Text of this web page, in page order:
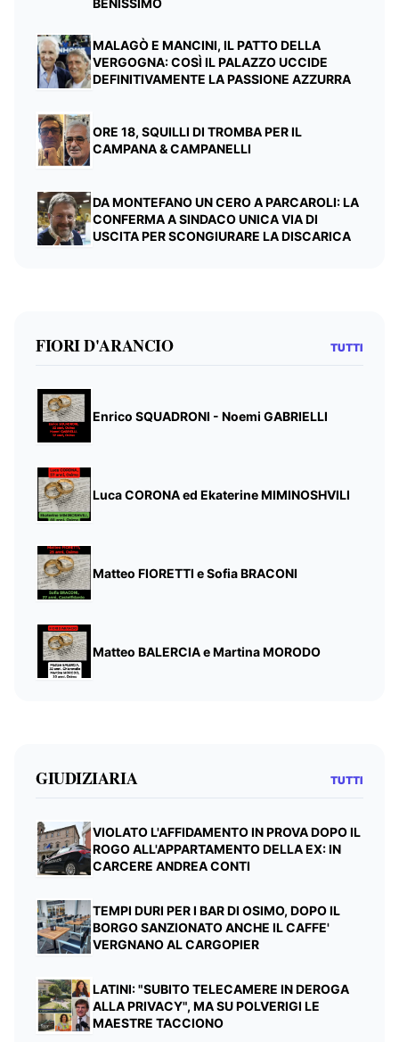
BENISSIMO
MALAGÒ E MANCINI, IL PATTO DELLA
VERGOGNA: COSÌ IL PALAZZO UCCIDE
DEFINITIVAMENTE LA PASSIONE AZZURRA
ORE 18, SQUILLI DI TROMBA PER IL
CAMPANA & CAMPANELLI
DA MONTEFANO UN CERO A PARCAROLI: LA
CONFERMA A SINDACO UNICA VIA DI
USCITA PER SCONGIURARE LA DISCARICA
FIORI D'ARANCIO TUTTI
Enrico SQUADRONI - Noemi GABRIELLI
Luca CORONA ed Ekaterine MIMINOSHVILI
Matteo FIORETTI e Sofia BRACONI
Matteo BALERCIA e Martina MORODO
GIUDIZIARIA TUTTI
VIOLATO L'AFFIDAMENTO IN PROVA DOPO IL
ROGO ALL'APPARTAMENTO DELLA EX: IN
CARCERE ANDREA CONTI
TEMPI DURI PER I BAR DI OSIMO, DOPO IL
BORGO SANZIONATO ANCHE IL CAFFE'
VERGNANO AL CARGOPIER
LATINI: "SUBITO TELECAMERE IN DEROGA
ALLA PRIVACY", MA SU POLVERIGI LE
MAESTRE TACCIONO